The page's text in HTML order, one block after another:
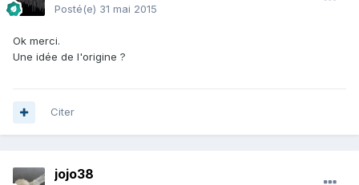
Posté(e) 31 mai 2015
Ok merci.
Une idée de l'origine ?
Citer
jojo38